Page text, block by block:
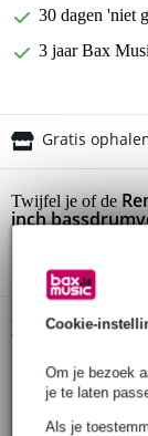
Cookie-
Om je bezoek
je te laten
Als je
30 dagen 'niet
3 jaar Bax
Gratis
Twijfel je of de
inch
Remo P3-1320-
transparant
enkele laag van